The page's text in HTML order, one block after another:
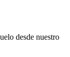
desde nuestro